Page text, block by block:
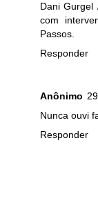
Dani
com
Passos.
Responder
Anônimo
Nunca ouvi
Responder